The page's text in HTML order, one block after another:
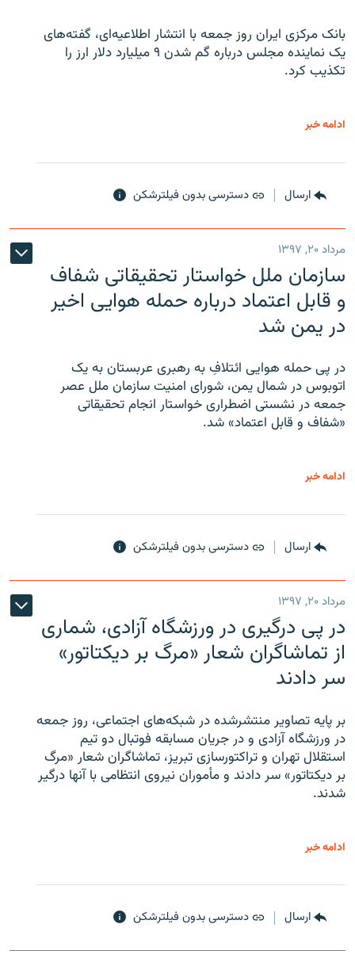
بانک مرکزی ایران روز جمعه با انتشار اطلاعیه‌ای، گفته‌های
یک نماینده مجلس درباره گم شدن ۹ میلیارد دلار ارز را
تکذیب کرد.
ادامه خبر
ارسال دسترسی بدون فیلترشکن
مرداد ۲۰, ۱۳۹۷
سازمان ملل خواستار تحقیقاتی شفاف
و قابل اعتماد درباره حمله هوایی اخیر
در یمن شد
در پی حمله هوایی ائتلافِ به رهبری عربستان به یک
اتوبوس در شمال یمن، شورای امنیت سازمان ملل عصر
جمعه در نشستی اضطراری خواستار انجام تحقیقاتی
«شفاف و قابل اعتماد» شد.
ادامه خبر
ارسال دسترسی بدون فیلترشکن
مرداد ۲۰, ۱۳۹۷
در پی درگیری در ورزشگاه آزادی، شماری
از تماشاگران شعار «مرگ بر دیکتاتور»
سر دادند
بر پایه تصاویر منتشرشده در شبکه‌های اجتماعی، روز جمعه
در ورزشگاه آزادی و در جریان مسابقه فوتبال دو تیم
استقلال تهران و تراکتورسازی تبریز، تماشاگران شعار «مرگ
بر دیکتاتور» سر دادند و مأموران نیروی انتظامی با آنها درگیر
شدند.
ادامه خبر
ارسال دسترسی بدون فیلترشکن